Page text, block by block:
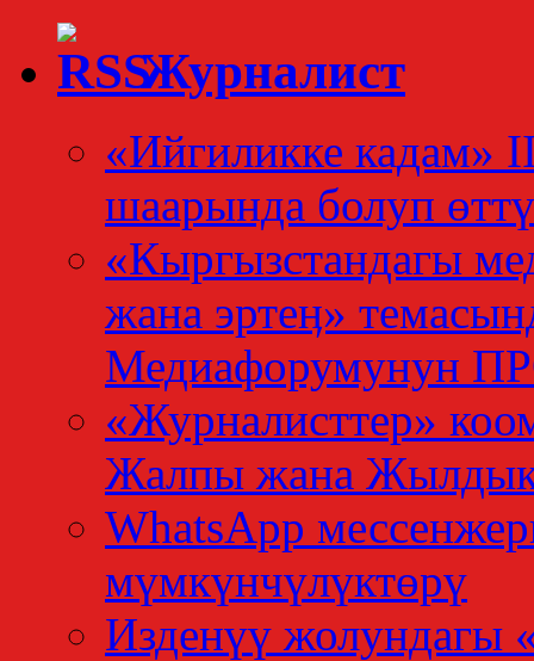
Журналист
«Ийгиликке кадам»
шаарында болуп өттү
«Кыргызстандагы
жана эртеӊ»
Медиафорумунун
«Журналисттер»
Жалпы жана
WhatsApp
мүмкүнчүлүктөрү
Изденүү жолундагы